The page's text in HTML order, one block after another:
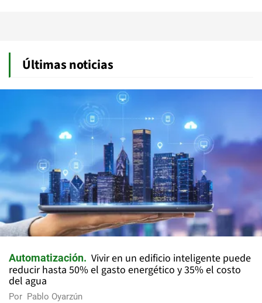
Últimas noticias
Automatización
Vivir en un edificio inteligente puede
reducir hasta 50% el gasto energético y 35% el costo
del agua
Por Pablo Oyarzún